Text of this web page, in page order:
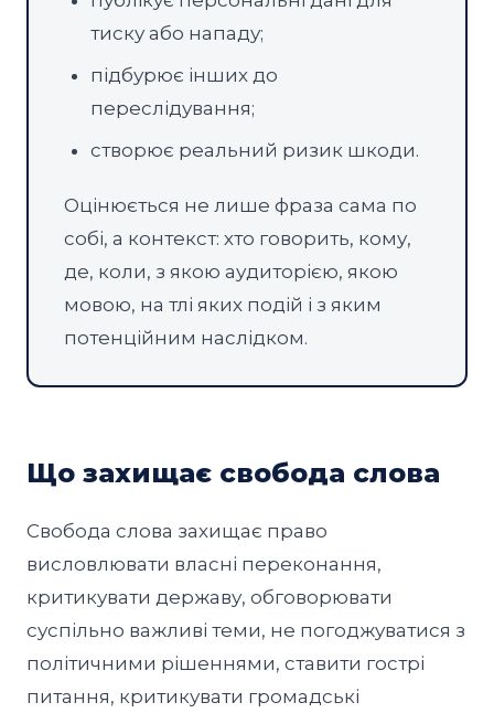
тиску або нападу;
підбурює інших до
переслідування;
створює реальний ризик шкоди.
Оцінюється не лише фраза сама по
собі, а контекст: хто говорить, кому,
де, коли, з якою аудиторією, якою
мовою, на тлі яких подій і з яким
потенційним наслідком.
Що захищає свобода слова
Свобода слова захищає право
висловлювати власні переконання,
критикувати державу, обговорювати
суспільно важливі теми, не погоджуватися з
політичними рішеннями, ставити гострі
питання, критикувати громадські